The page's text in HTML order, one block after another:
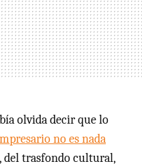
olvida decir que lo
no es nada
del trasfondo cultural,